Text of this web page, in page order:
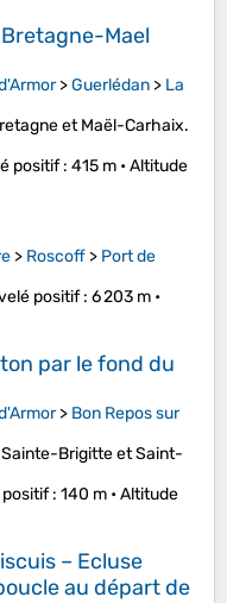
Mael
>Guerlédan > La
et Maël-Carhaix.
positif: 415 m •Altitude
> Roscoff > Port de
positif: 6 203 m •
par le fond du
> Bon Repos sur
Brigitte et Saint-
positif: 140 m •Altitude
– Ecluse
au départ de